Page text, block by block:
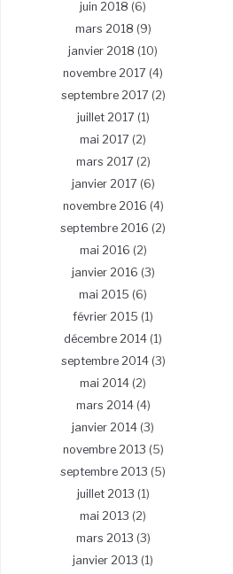
juin 2018 (6)
mars 2018 (9)
janvier 2018 (10)
novembre 2017 (4)
septembre 2017 (2)
juillet 2017 (1)
mai 2017 (2)
mars 2017 (2)
janvier 2017 (6)
novembre 2016 (4)
septembre 2016 (2)
mai 2016 (2)
janvier 2016 (3)
mai 2015 (6)
février 2015 (1)
décembre 2014 (1)
septembre 2014(3)
mai 2014 (2)
mars 2014(4)
janvier 2014 (3)
novembre 2013 (5)
septembre 2013 (5)
juillet 2013 (1)
mai 2013 (2)
mars 2013 (3)
janvier 2013 (1)